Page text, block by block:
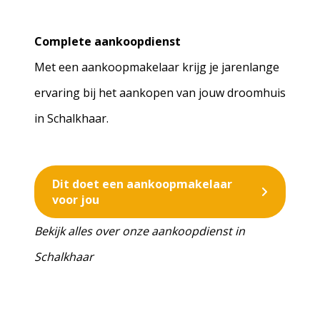
Complete aankoopdienst
Met een aankoopmakelaar krijg je jarenlange
ervaring bij het aankopen van jouw droomhuis
in Schalkhaar.
Dit doet een aankoopmakelaar
voor jou
Bekijk alles over onze aankoopdienst in
Schalkhaar